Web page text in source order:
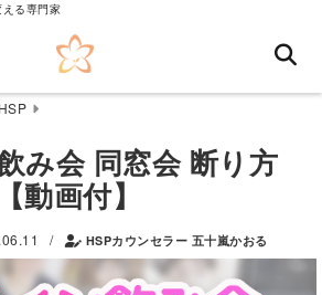
る専門家
み会 同窓会 断り方
動画付】
/ HSPカウンセラー 五十嵐かおる